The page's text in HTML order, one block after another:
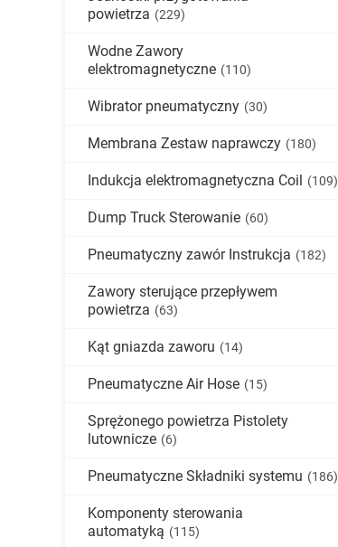
powietrza (229)
Wodne Zawory
elektromagnetyczne (110)
Wibrator pneumatyczny (30)
Membrana Zestaw naprawczy (180)
Indukcja elektromagnetyczna Coil (109)
Dump Truck Sterowanie (60)
Pneumatyczny zawór Instrukcja (182)
Zawory sterujące przepływem
powietrza (63)
Kąt gniazda zaworu (14)
Pneumatyczne Air Hose (15)
Sprężonego powietrza Pistolety
lutownicze (6)
Pneumatyczne Składniki systemu (186)
Komponenty sterowania
automatyką (115)